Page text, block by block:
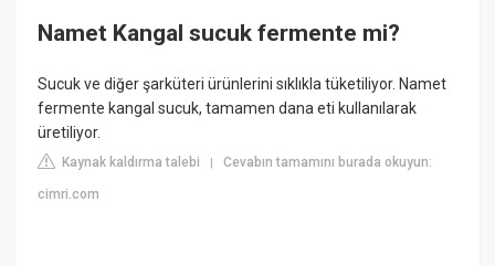
Namet Kangal sucuk fermente mi?
Sucuk ve diğer şarküteri ürünlerini sıklıkla tüketiliyor. Namet
fermente kangal sucuk, tamamen dana eti kullanılarak
üretiliyor.
Kaynak kaldırma talebi |Cevabın tamamını burada okuyun:
cimri.com